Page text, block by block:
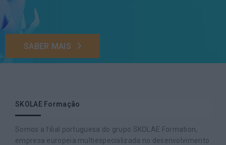
SABER MAIS
SKOLAE Formação
Somos a filial portuguesa do grupo SKOLAE Formation,
empresa europeia multiespecializada no desenvolvimento